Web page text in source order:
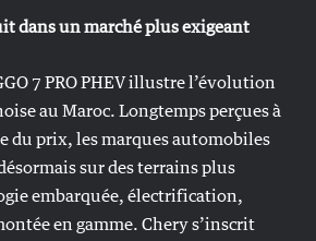
dans un marché plus exigeant
7 PRO PHEV illustre l’évolution
au Maroc. Longtemps perçues à
du prix, les marques automobiles
sur des terrains plus
embarquée, électrification,
en gamme. Chery s’inscrit